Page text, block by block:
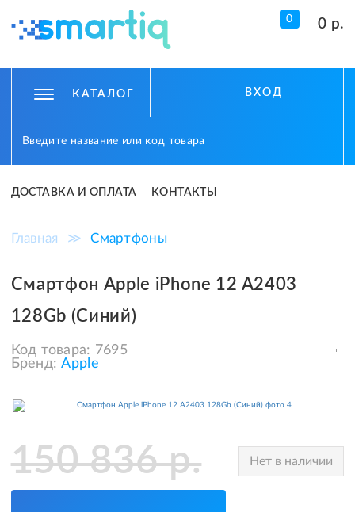
0 0 р.
КАТАЛОГ ВХОД
ДОСТАВКА И ОПЛАТА КОНТАКТЫ
Главная ≫ Смартфоны
Смартфон Apple iPhone 12 A2403
128Gb (Синий)
Код товара: 7695
Бренд: Apple
150 836р. Нет в наличии